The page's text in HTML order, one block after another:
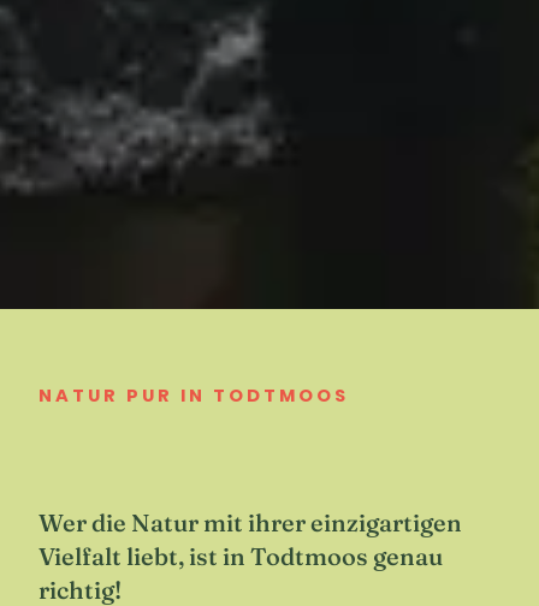
NATUR PUR IN TODTMOOS
Wer die Natur mit ihrer einzigartigen
Vielfalt liebt, ist in Todtmoos genau
richtig!